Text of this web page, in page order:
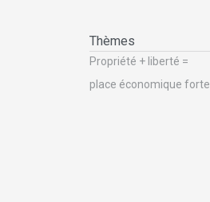
Thèmes
Propriété + liberté =
place économique forte